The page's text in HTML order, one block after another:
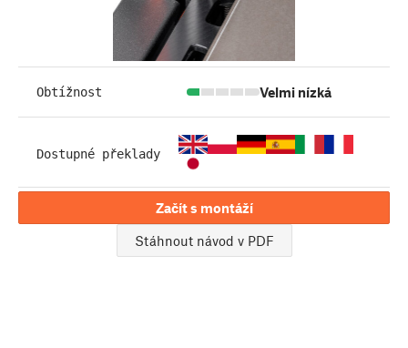
Obtížnost Velmi nízká
Dostupné překlady
Začít s montáží
Stáhnout návod v PDF